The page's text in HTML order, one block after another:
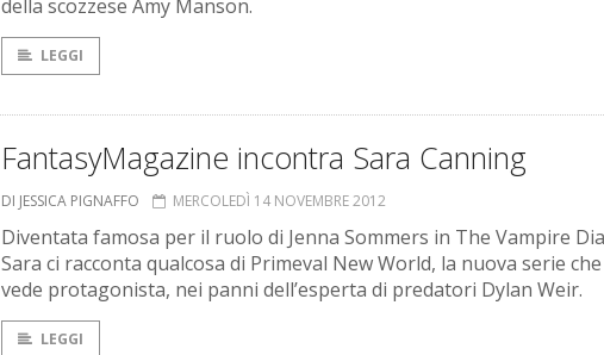
della scozzese Amy Manson.
LEGGI
FantasyMagazine incontra Sara Canning
DI JESSICA PIGNAFFO MERCOLEDÌ 14 NOVEMBRE 2012
Diventata famosa per il ruolo di Jenna Sommers in The Vampire
Sara ci racconta qualcosa di Primeval New World, la nuova serie
vede protagonista, nei panni dell’esperta di predatori Dylan Weir.
LEGGI